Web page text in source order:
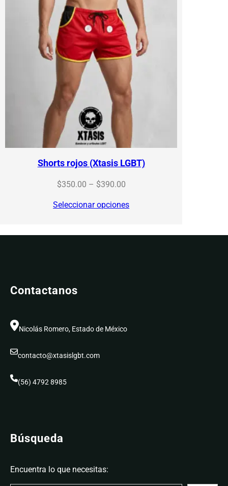
Shorts rojos (Xtasis LGBT)
$350.00 – $390.00Price
$350.00
$390.00
Seleccionar opciones
Contactanos
Nicolás Romero, Estado de México
contacto@xtasislgbt.com
(56) 4792 8985
Búsqueda
Encuentra lo que necesitas: